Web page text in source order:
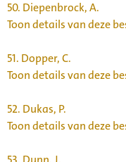
50. Diepenbrock, A.
Toon details van deze
51. Dopper, C.
Toon details van deze
52. Dukas, P.
Toon details van deze